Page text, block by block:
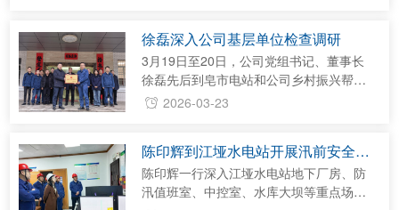
阅了责任落实、通讯和会商保障、数据安
全、等保测评和问题整改等相关资料，并
对核心网络和设备进行了技术检测。对澧
水公司网络安全工作给予充分肯定，同时
网...
徐磊深入公司基层单位检查调研
3月19日至20日，公司党组书记、董事长
徐磊先后到皂市电站和公司乡村振兴帮扶
村，与一线干部职工交流座谈，检查公司
3月19日，徐磊为皂市电站获评水利部“四
强”党支部进行授牌，与电站基层干部、青
年职工分别座谈，广泛听取大家关于公司
2026-03-23
陈印辉到江垭水电站开展汛前安全检
查
陈印辉一行深入江垭水电站地下厂房、防
汛值班室、中控室、水库大坝等重点场